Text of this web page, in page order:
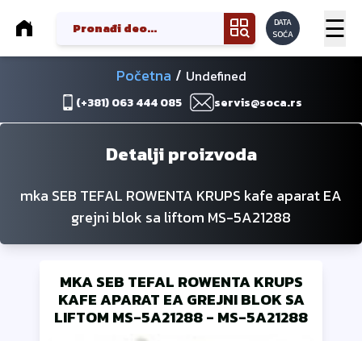
DATA
SOĆA
☰
Početna / Undefined
(+381) 063 444 085 servis@soca.rs
Detalji proizvoda
mka SEB TEFAL ROWENTA KRUPS kafe aparat EA
grejni blok sa liftom MS-5A21288
MKA SEB TEFAL ROWENTA KRUPS
KAFE APARAT EA GREJNI BLOK SA
LIFTOM MS-5A21288- MS-5A21288